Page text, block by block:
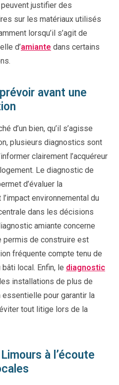
justifier des
sur les matériaux utilisés
lorsqu’il s’agit de
d’amiante dans certains
avant une
d’un bien, qu’il s’agisse
plusieurs diagnostics sont
clairement l’acquéreur
Le diagnostic de
d’évaluer la
environnemental du
dans les décisions
amiante concerne
permis de construire est
fréquente compte tenu de
bâti local. Enfin, le diagnostic
installations de plus de
pour garantir la
tout litige lors de la
à l’écoute